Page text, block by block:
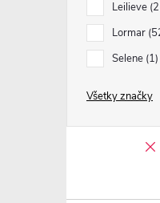
Leilieve
Lormar
Selene 1
Všetky značky